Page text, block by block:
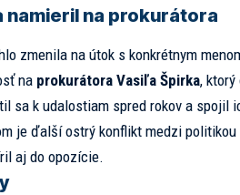
namieril na prokurátora
zmenila na útok s konkrétnym
na prokurátora Vasiľa Špirka, ktorý
sa k udalostiam spred rokov a spojil
je ďalší ostrý konflikt medzi politikou
aj do opozície.